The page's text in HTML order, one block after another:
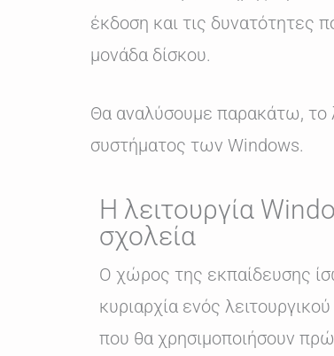
έκδοση και τις δυνατότητες
μονάδα δίσκου.
Θα αναλύσουμε παρακάτω, το
συστήματος των Windows.
Η λειτουργία
σχολεία
Ο χώρος της εκπαίδευσης
κυριαρχία ενός
που θα χρησιμοποιήσουν